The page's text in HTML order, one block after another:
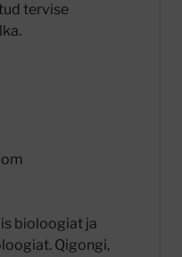
tervise
bioloogiat ja
Qigongi,